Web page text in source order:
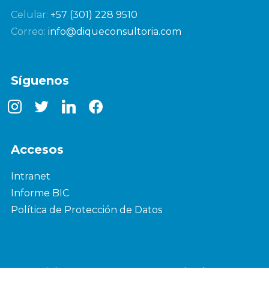
Celular: +57 (301) 228 9510
Correo: info@diqueconsultoria.com
Síguenos
instagramtwitterlinkedinfacebook
Accesos
Intranet
Informe BIC
Política de Protección de Datos